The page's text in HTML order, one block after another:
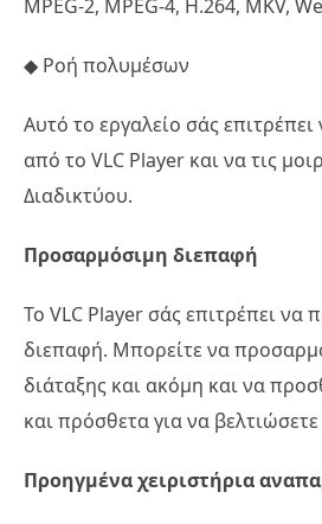
MPEG-2, MPEG-4, H.264, MKV,
◆ Ροή πολυμέσων
Αυτό το εργαλείο σάς επιτρέπει
από το VLC Player και να τις
Διαδικτύου.
Προσαρμόσιμη διεπαφή
Το VLC Player σάς επιτρέπει να
διεπαφή. Μπορείτε να
διάταξης και ακόμη και να
και πρόσθετα για να
Προηγμένα χειριστήρια